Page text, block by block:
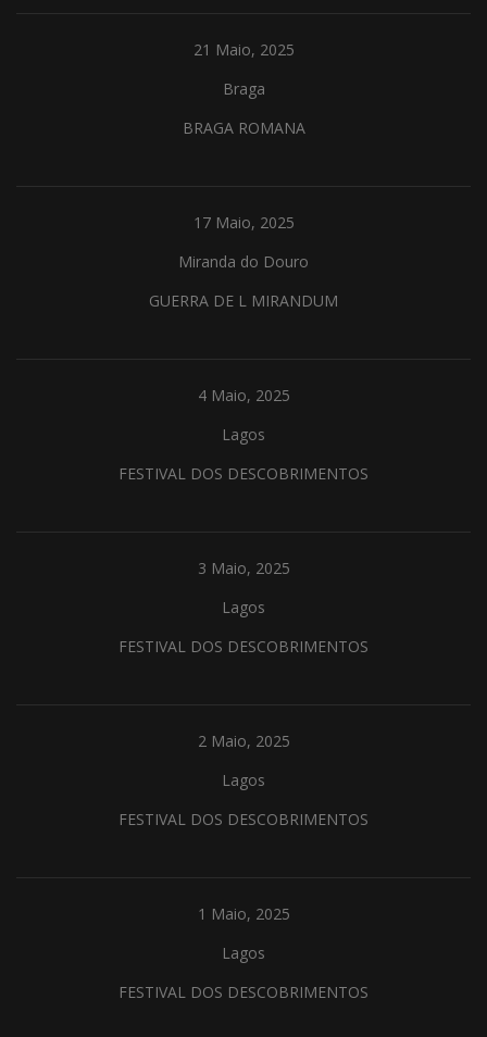
21 Maio, 2025
Braga
BRAGA ROMANA
17 Maio, 2025
Miranda do Douro
GUERRA DE L MIRANDUM
4 Maio, 2025
Lagos
FESTIVAL DOS DESCOBRIMENTOS
3 Maio, 2025
Lagos
FESTIVAL DOS DESCOBRIMENTOS
2 Maio, 2025
Lagos
FESTIVAL DOS DESCOBRIMENTOS
1 Maio, 2025
Lagos
FESTIVAL DOS DESCOBRIMENTOS